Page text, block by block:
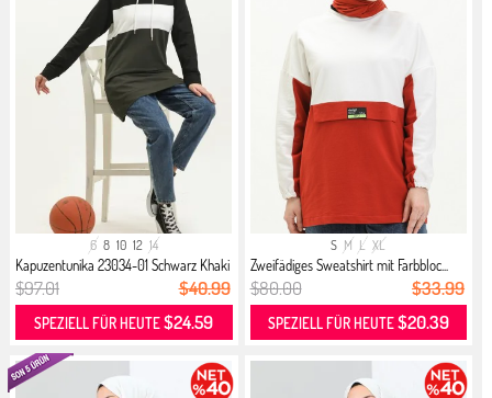
6 8 10 12 14
Kapuzentunika 23034-01 Schwarz Khaki
$97.01 $40.99
SPEZIELL FÜR HEUTE$24.59
S M L XL
Zweifädiges Sweatshirt mit Farbbloc...
$80.00 $33.99
SPEZIELL FÜR HEUTE$20.39